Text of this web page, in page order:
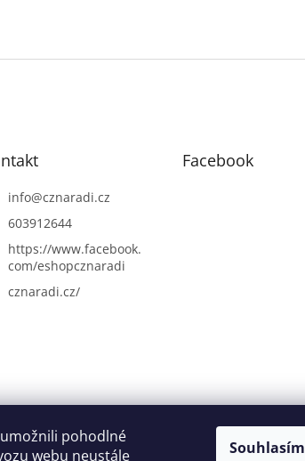
pohodlné
webu neustále
Souhlasím
info@cznaradi.cz
603912644
https://www.facebook.
com/eshopcznaradi
cznaradi.cz/
Facebook
Možností platby Výběr svářečky